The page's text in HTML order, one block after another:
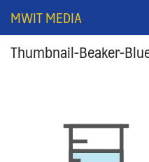
MWIT MEDIA
Thumbnail-Beaker-